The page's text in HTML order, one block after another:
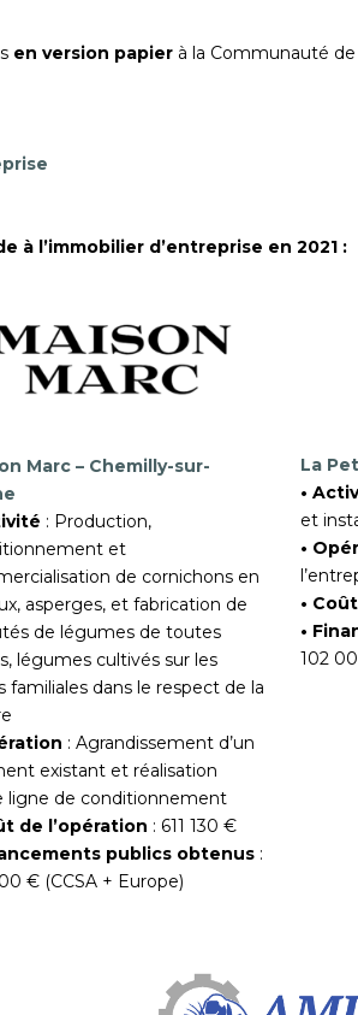
en version papier à la Communauté
à l’immobilier d’entreprise en 2021 :
Marc – Chemilly-sur-
: Production,
et
de cornichons en
asperges, et fabrication de
de légumes de toutes
légumes cultivés sur les
familiales dans le respect de la
: Agrandissement d’un
existant et réalisation
ligne de conditionnement
de l’opération : 611 130 €
publics obtenus:
€ (CCSA + Europe)
La
•
et
•
•
•
102